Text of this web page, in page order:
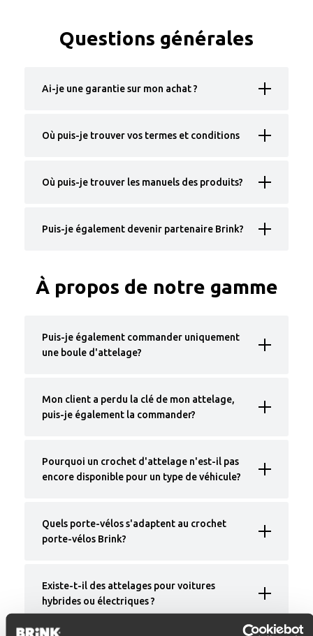
Questions générales
Ai-je une garantie sur mon achat ?
Où puis-je trouver vos termes et conditions
Où puis-je trouver les manuels des produits?
Puis-je également devenir partenaire Brink?
À propos de notre gamme
Puis-je également commander uniquement
une boule d'attelage?
Mon client a perdu la clé de mon attelage,
puis-je également la commander?
Pourquoi un crochet d'attelage n'est-il pas
encore disponible pour un type de véhicule?
Quels porte-vélos s'adaptent au crochet
porte-vélos Brink?
Existe-t-il des attelages pour voitures
hybrides ou électriques ?